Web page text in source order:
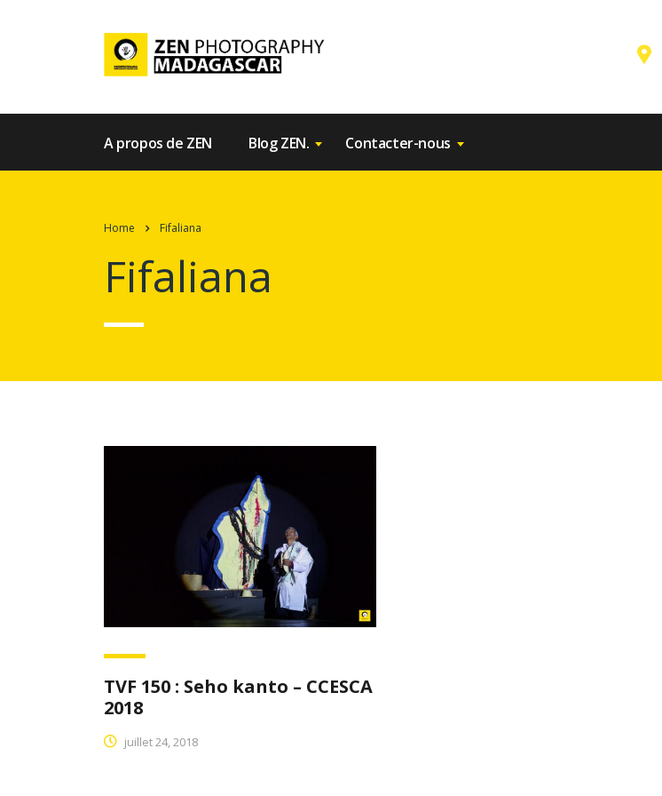
A propos de ZEN Blog ZEN. Contacter-nous
Home Fifaliana
Fifaliana
TVF 150 : Seho kanto – CCESCA
2018
juillet 24, 2018